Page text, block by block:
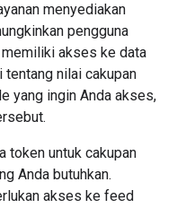
menyediakan
pengguna
akses ke data
tentang nilai cakupan
yang ingin Anda akses,
token untuk cakupan
Anda butuhkan.
akses ke feed